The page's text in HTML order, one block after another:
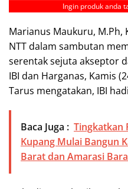
Ingin produk anda
Marianus Maukuru, M.Ph,
NTT dalam sambutan
serentak sejuta akseptor
IBI dan Harganas, Kamis
Tarus mengatakan, IBI
Baca Juga : Tingkatkan
Kupang Mulai Bangun
Barat dan Amarasi